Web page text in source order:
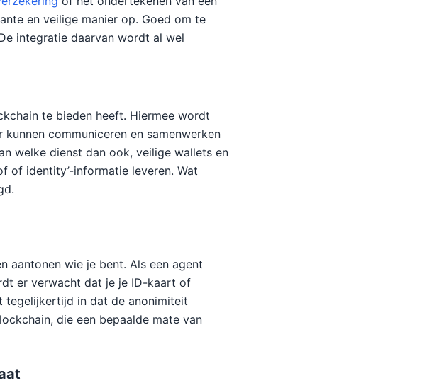
en veilige manier op. Goed om te
integratie daarvan wordt al wel
te bieden heeft. Hiermee wordt
communiceren en samenwerken
welke dienst dan ook, veilige wallets en
of identity’-informatie leveren. Wat
aantonen wie je bent. Als een agent
er verwacht dat je je ID-kaart of
tegelijkertijd in dat de anonimiteit
die een bepaalde mate van